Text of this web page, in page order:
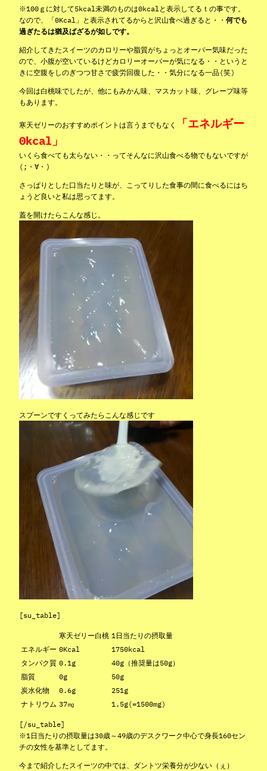
※100ｇに対して5kcal未満のものは0kcalと表示してるｔの事です。
なので、「0Kcal」と表示されてるからと沢山食べ過ぎると・・ 何でも
過ぎたるは猶及ばざるが如しです。
紹介してきたスイーツのカロリーや脂質がちょっとオーバー気味だった
ので、小腹が空いているけどカロリーオーバーが気になる・・というと
きに空腹をしのぎつつ甘さで疲労回復した・・気分になる一品(笑)
今回は白桃味でしたが、他にもみかん味、マスカット味、グレープ味等
もあります。
寒天ゼリーのおすすめポイントは言うまでもなく
「エネルギー
0kcal」
いくら食べても太らない・・ってそんなに沢山食べる物でもないですが
(;・∀・)
さっぱりとした口当たりと味が、こってりした食事の間に食べるにはち
ょうど良いと私は思ってます。
蓋を開けたらこんな感じ。
スプーンですくってみたらこんな感じです
[su_table]
寒天ゼリー白桃 1日当たりの摂取量
エネルギー 0Kcal
1750kcal
タンパク質 0.1g
40g（推奨量は50g）
脂質
0g
50g
炭水化物
0.6g
251g
ナトリウム 37㎎ 1.5g(=1500mg)
[/su_table]
※1日当たりの摂取量は30歳～49歳のデスクワーク中心で身長160セン
チの女性を基準としてます。
今まで紹介したスイーツの中では、ダントツ栄養分が少ない（ぇ）